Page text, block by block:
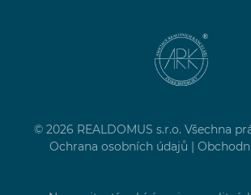
© 2026 REALDOMUS s.r.o. Všechna
Ochrana osobních údajů